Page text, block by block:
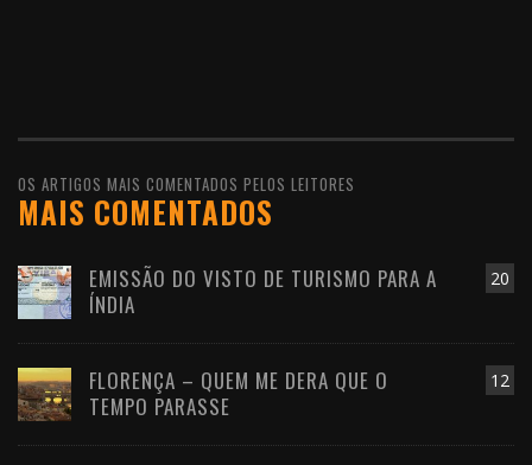
OS ARTIGOS MAIS COMENTADOS PELOS LEITORES
MAIS COMENTADOS
20
EMISSÃO DO VISTO DE TURISMO PARA A
ÍNDIA
12
FLORENÇA – QUEM ME DERA QUE O
TEMPO PARASSE